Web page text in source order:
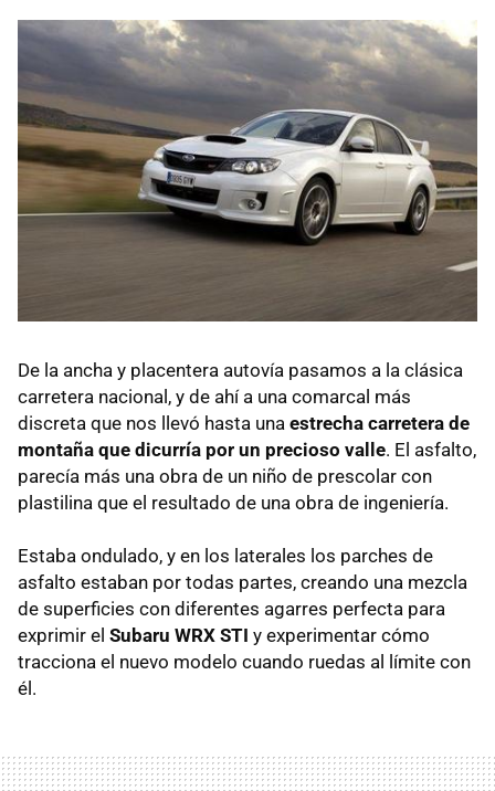
De la ancha y placentera autovía pasamos a la clásica
carretera nacional, y de ahí a una comarcal más
discreta que nos llevó hasta una estrecha carretera de
montaña que dicurría por un precioso valle. El asfalto,
parecía más una obra de un niño de prescolar con
plastilina que el resultado de una obra de ingeniería.
Estaba ondulado, y en los laterales los parches de
asfalto estaban por todas partes, creando una mezcla
de superficies con diferentes agarres perfecta para
exprimir el Subaru WRX STI y experimentar cómo
tracciona el nuevo modelo cuando ruedas al límite con
él.